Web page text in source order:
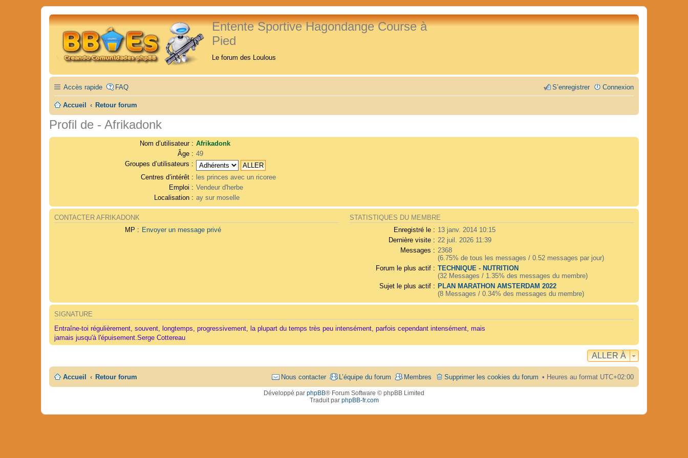
Entente Sportive Hagondange Course à
Pied
Le forum des Loulous
Accès rapide FAQ Connexion
S’enregistrer
Accueil Retour forum
Profil de - Afrikadonk
Nom d’utilisateur : Afrikadonk
Âge : 49
Groupes d’utilisateurs :
Centres d’intérêt : les princes avec un ricoree
Emploi : Vendeur d'herbe
Localisation : ay sur moselle
CONTACTER AFRIKADONK
MP : Envoyer un message privé
STATISTIQUES DU MEMBRE
Enregistré le : 13 janv. 2014 10:15
Dernière visite : 22 juil. 2026 11:39
Messages : 2368
(6.75% de tous les messages / 0.52 messages par jour)
Forum le plus actif : TECHNIQUE - NUTRITION
(32 Messages / 1.35% des messages du membre)
Sujet le plus actif : PLAN MARATHON AMSTERDAM 2022
(8 Messages / 0.34% des messages du membre)
SIGNATURE
Entraîne-toi régulièrement, souvent, longtemps, progressivement, la plupart du temps très peu intensément, parfois cependant intensément, mais
jamais jusqu'à l'épuisement.Serge Cottereau
ALLER À
Accueil Retour forum Heures au format UTC+02:00
Supprimer les cookies du forum
Membres
L’équipe du forum
Nous contacter
Développé par phpBB® Forum Software © phpBB Limited
Traduit par phpBB-fr.com